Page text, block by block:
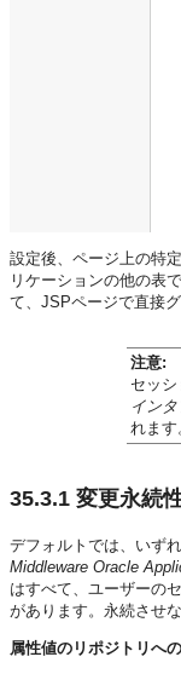
設定後、ページ上の特
リケーションの他の表
て、JSPページで直接
注意:
セッシ
イン
れます
35.3.1 変更永続
デフォルトでは、いず
Middleware Oracle
はすべて、ユーザーの
があります。永続させ
属性値のリポジトリへ